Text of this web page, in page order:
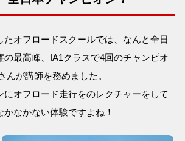
たオフロードスクールでは、なんと全日
の最高峰、IA1クラスで4回のチャンピオ
んが講師を務めました。
にオフロード走行をのレクチャーをして
なかない体験ですよね！